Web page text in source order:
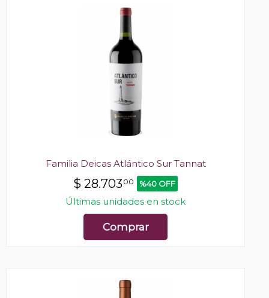
Familia Deicas Atlántico Sur Tannat
$ 28.703 00 %40 OFF
Últimas unidades en stock
Comprar